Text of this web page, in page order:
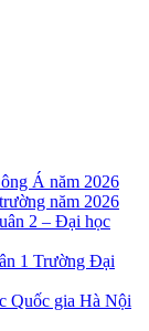
Á năm 2026
năm 2026
2 – Đại học
1 Trường Đại
Quốc gia Hà Nội